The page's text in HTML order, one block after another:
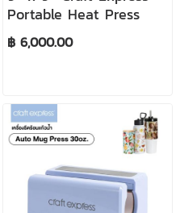
Portable Heat Press
฿ 6,000.00